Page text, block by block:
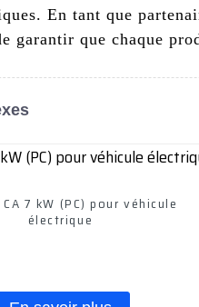
En tant que
garantir que chaque
7 kW (PC) pour véhicule
électrique